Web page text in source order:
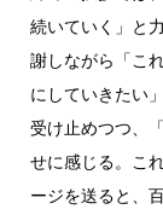
続いていく」と
謝しながら「こ
にしていきたい
受け止めつつ、
せに感じる。こ
ージを送ると、